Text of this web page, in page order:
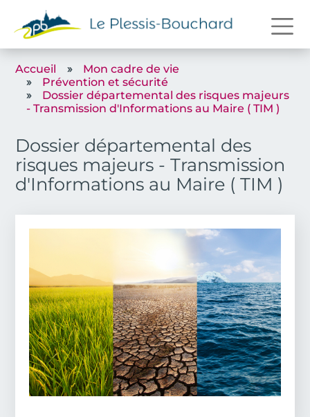
Accueil
Mon cadre de vie
Prévention et sécurité
Dossier départemental des risques majeurs
- Transmission d'Informations au Maire ( TIM )
Dossier départemental des
risques majeurs - Transmission
d'Informations au Maire ( TIM )